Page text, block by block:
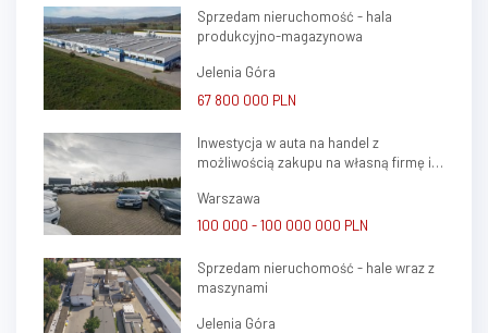
Sprzedam nieruchomość - hala
produkcyjno-magazynowa
Jelenia Góra
67 800 000 PLN
Inwestycja w auta na handel z
możliwością zakupu na własną firmę i
Warszawa
100 000 - 100 000 000 PLN
Sprzedam nieruchomość - hale wraz z
maszynami
Jelenia Góra